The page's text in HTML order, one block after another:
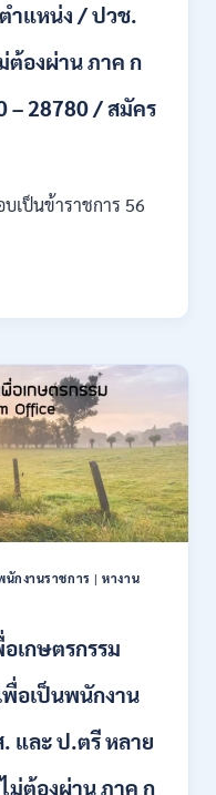
ำแหน่ง / ปวช.
ต้องผ่าน ภาค ก
– 28780 / สมัคร
เป็นข้าราชการ 56
นักงานราชการ |หางาน
เกษตรกรรม
อเป็นพนักงาน
และ ป.ตรี หลาย
ม่ต้องผ่าน ภาค ก